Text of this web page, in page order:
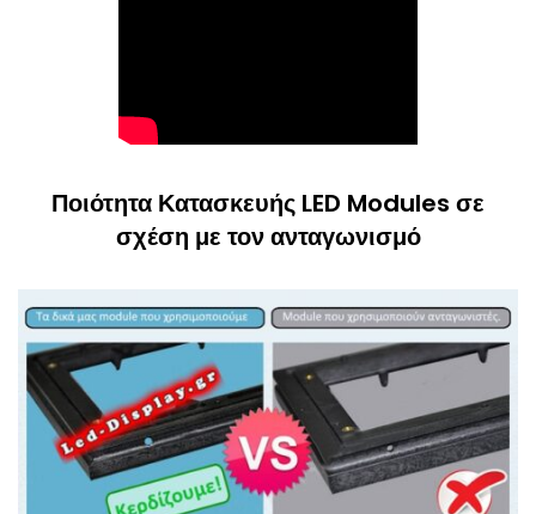
Ποιότητα Κατασκευής LED Modules σε
σχέση με τον ανταγωνισμό